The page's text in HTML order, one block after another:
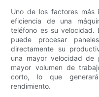
Uno de los factores más
eficiencia de una
teléfono es su velocidad.
puede procesar
directamente su
una mayor velocidad de
mayor volumen de
corto, lo que
rendimiento.